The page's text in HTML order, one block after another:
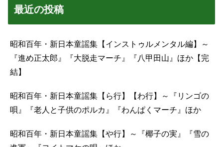
最近の投稿
昭和百年・新日本童謡集【インストゥルメンタル編】～
『進め正太郎』『大脱走マーチ』『八甲田山』ほか【完
結】
昭和百年・新日本童謡集【ら行】【わ行】～『リンゴの
唄』『老人と子供のポルカ』『わんぱくマーチ』ほか
昭和百年・新日本童謡集【や行】～『椰子の実』『雪の